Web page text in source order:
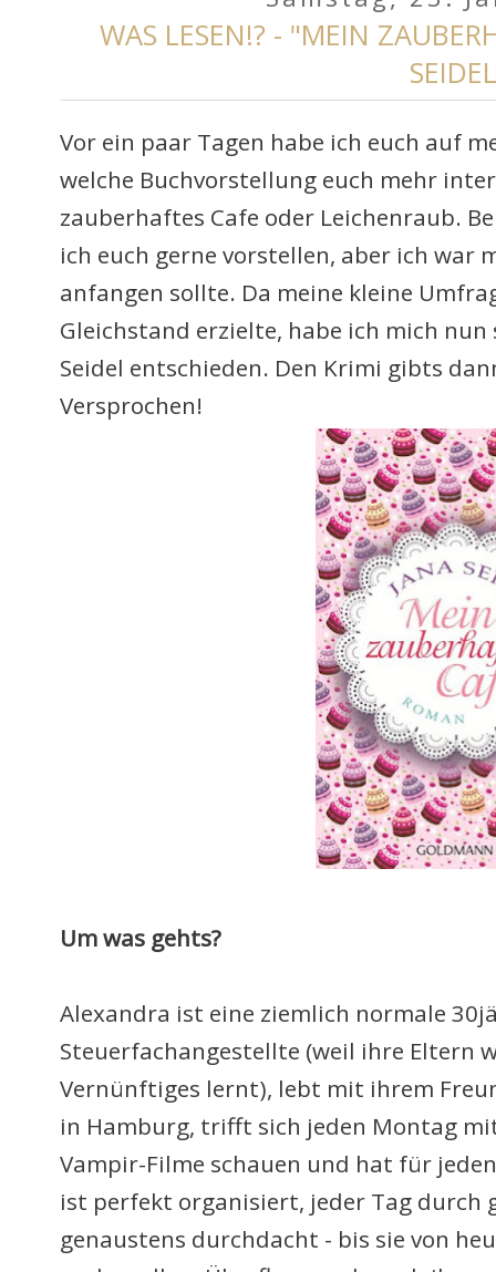
WAS LESEN!? - "MEIN
Vor ein paar Tagen habe ich euch auf
welche Buchvorstellung euch mehr
zauberhaftes Cafe oder Leichenraub.
ich euch gerne vorstellen, aber ich war
anfangen sollte. Da meine kleine
Gleichstand erzielte, habe ich mich
Seidel entschieden. Den Krimi gibts
Versprochen!
Um was gehts?
Alexandra ist eine ziemlich normale
Steuerfachangestellte (weil ihre Eltern
Vernünftiges lernt), lebt mit ihrem
in Hamburg, trifft sich jeden Montag
Vampir-Filme schauen und hat für
ist perfekt organisiert, jeder Tag durch
genaustens durchdacht - bis sie von